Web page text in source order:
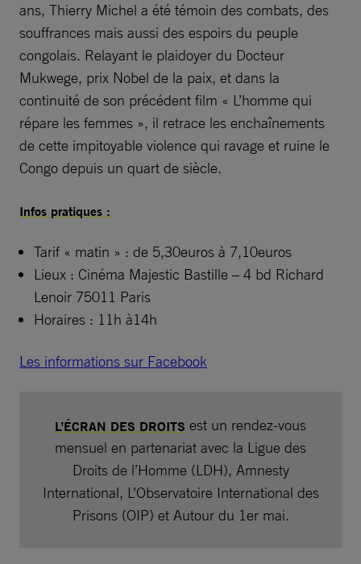
ans, Thierry Michel a été témoin des combats, des
souffrances mais aussi des espoirs du peuple
congolais. Relayant le plaidoyer du Docteur
Mukwege, prix Nobel de la paix, et dans la
continuité de son précédent film « L’homme qui
répare les femmes », il retrace les enchaînements
de cette impitoyable violence qui ravage et ruine le
Congo depuis un quart de siècle.
Infos pratiques :
Tarif « matin » : de 5,30euros à 7,10euros
Lieux : Cinéma Majestic Bastille – 4 bd Richard
Lenoir 75011 Paris
Horaires : 11h à14h
Les informations sur Facebook
L’ÉCRAN DES DROITS est un rendez-vous
mensuel en partenariat avec la Ligue des
Droits de l’Homme (LDH), Amnesty
International, L’Observatoire International des
Prisons (OIP) et Autour du 1er mai.